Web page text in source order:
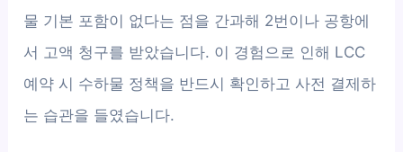
물 기본 포함이 없다는 점을 간과해 2번이나 공항에
서 고액 청구를 받았습니다. 이 경험으로 인해 LCC
예약 시 수하물 정책을 반드시 확인하고 사전 결제하
는 습관을 들였습니다.